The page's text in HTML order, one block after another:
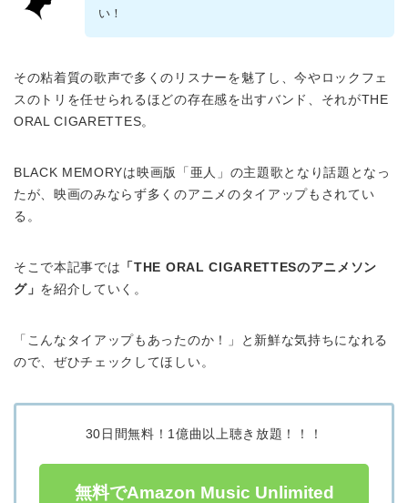
い！
その粘着質の歌声で多くのリスナーを魅了し、今やロックフェ
スのトリを任せられるほどの存在感を出すバンド、それがTHE
ORAL CIGARETTES。
BLACK MEMORYは映画版「亜人」の主題歌となり話題となっ
たが、映画のみならず多くのアニメのタイアップもされてい
る。
そこで本記事では 「THE ORAL CIGARETTESのアニメソン
グ」 を紹介していく。
「こんなタイアップもあったのか！」と新鮮な気持ちになれる
ので、ぜひチェックしてほしい。
30日間無料！1億曲以上聴き放題！！！
無料でAmazon Music Unlimited